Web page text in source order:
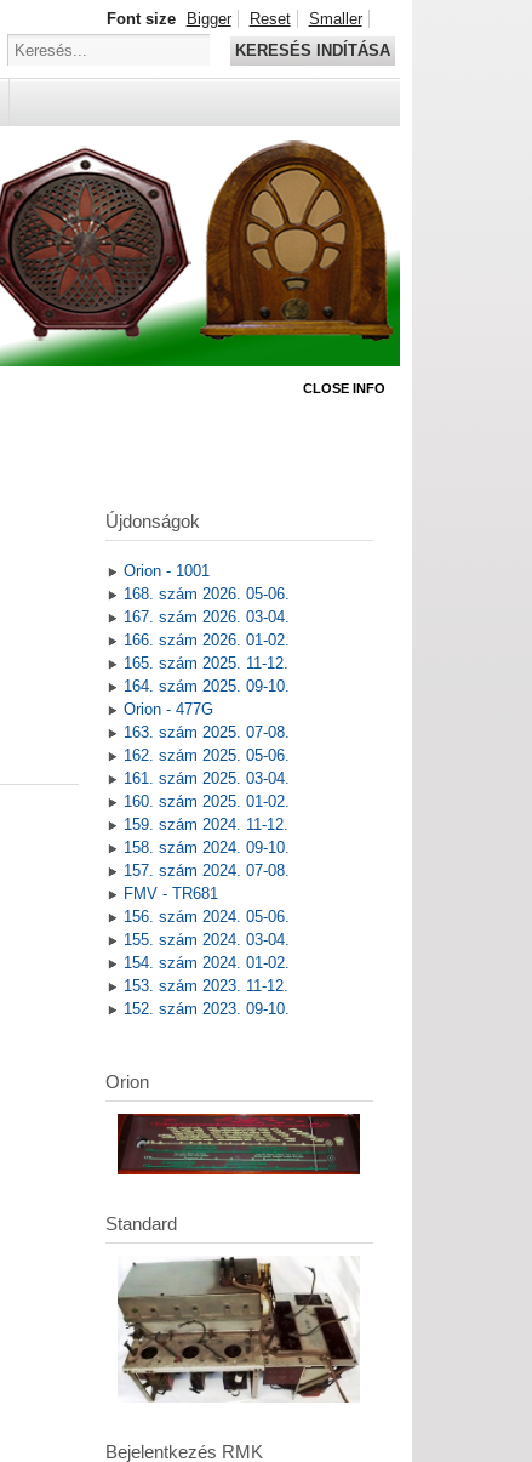
Font size Bigger Reset
Smaller
KERESÉS INDÍTÁSA
CLOSE INFO
Újdonságok
Orion - 1001
168. szám 2026. 05-06.
167. szám 2026. 03-04.
166. szám 2026. 01-02.
165. szám 2025. 11-12.
164. szám 2025. 09-10.
Orion - 477G
163. szám 2025. 07-08.
162. szám 2025. 05-06.
161. szám 2025. 03-04.
160. szám 2025. 01-02.
159. szám 2024. 11-12.
158. szám 2024. 09-10.
157. szám 2024. 07-08.
FMV - TR681
156. szám 2024. 05-06.
155. szám 2024. 03-04.
154. szám 2024. 01-02.
153. szám 2023. 11-12.
152. szám 2023. 09-10.
Orion
Standard
Bejelentkezés RMK